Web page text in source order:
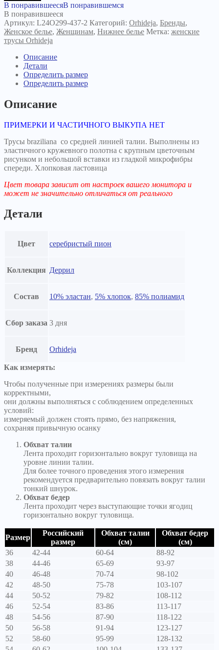
В понравившеесяВ понравившемся
В понравившееся
Артикул: L24O299-437-2 Категорий: Orhideja, Бренды,
Женское белье, Женщинам, Нижнее белье Метка: женские
трусы Orhideja
Описание
Детали
Определить размер
Определить размер
Описание
ПРИМЕРКИ И ЧАСТИЧНОГО ВЫКУПА НЕТ
Трусы braziliana со средней линией талии. Выполнены из
эластичного кружевного полотна с крупным цветочным
рисунком и небольшой вставки из гладкой микрофибры
спереди. Хлопковая ластовица
Цвет товара зависит от настроек вашего монитора и
может не значительно отличаться от реального
Детали
Цвет серебристый пион
Коллекция Деррил
Состав 10% эластан, 5% хлопок, 85% полиамид
Сбор заказа 3 дня
Бренд Orhideja
Как измерять:
Чтобы полученные при измерениях размеры были
корректными,
они должны выполняться с соблюдением определенных
условий:
измеряемый должен стоять прямо, без напряжения,
сохраняя привычную осанку
Обхват талии
Лента проходит горизонтально вокруг туловища на
уровне линии талии.
Для более точного проведения этого измерения
рекомендуется предварительно повязать вокруг талии
тонкий шнурок.
Обхват бедер
Лента проходит через выступающие точки ягодиц
горизонтально вокруг туловища.
Размер
Российский
размер
Обхват талии
(см)
Обхват бедер
(см)
36
42-44 60-64
88-92
38
44-46 65-69
93-97
40
46-48 70-74
98-102
42
48-50 75-78
103-107
44
50-52 79-82
108-112
46
52-54 83-86
113-117
48
54-56 87-90
118-122
50
56-58 91-94
123-127
52
58-60 95-99
128-132